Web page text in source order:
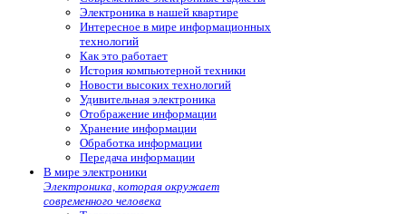
Электроника в нашей квартире
Интересное в мире информационных
технологий
Как это работает
История компьютерной техники
Новости высоких технологий
Удивительная электроника
Отображение информации
Хранение информации
Обработка информации
Передача информации
В мире электроники
Электроника, которая окружает
современного человека